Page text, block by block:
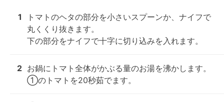
1
トマトのヘタの部分を小さいスプーンか、ナイフで
丸くくり抜きます。
下の部分をナイフで十字に切り込みを入れます。
2 お鍋にトマト全体がかぶる量のお湯を沸かします。
①のトマトを20秒茹でます。